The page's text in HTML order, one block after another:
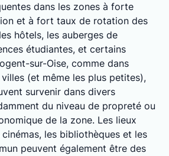
dans les zones à forte
et à fort taux de rotation des
hôtels, les auberges de
étudiantes, et certains
sur-Oise, comme dans
(et même les plus petites),
survenir dans divers
du niveau de propreté ou
de la zone. Les lieux
les bibliothèques et les
peuvent également être des